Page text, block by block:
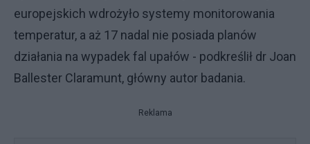
europejskich wdrożyło systemy monitorowania
temperatur, a aż 17 nadal nie posiada planów
działania na wypadek fal upałów - podkreślił dr Joan
Ballester Claramunt, główny autor badania.
Reklama